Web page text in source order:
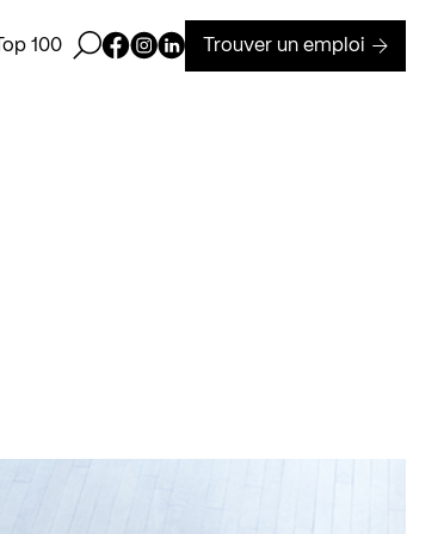
Top 100 Ouvrir la barre de recherche
Page Facebook de Kollectif
Page Instagram de Kollectif
Page Linkedin de Kollectif
Trouver un emploi